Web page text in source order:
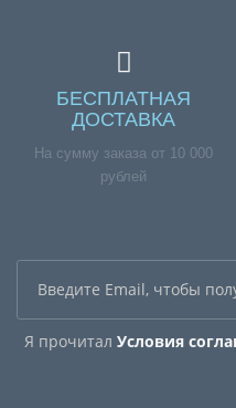
БЕСПЛАТНАЯ
ДОСТАВКА
На сумму заказа от 10 000
рублей
Я прочитал Условия